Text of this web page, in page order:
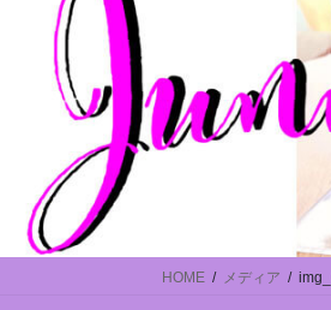
HOME メディア